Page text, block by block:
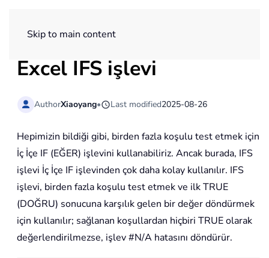
Skip to main content
Excel IFS işlevi
AuthorXiaoyang• Last modified2025-08-26
Hepimizin bildiği gibi, birden fazla koşulu test etmek için
İç İçe IF (EĞER) işlevini kullanabiliriz. Ancak burada, IFS
işlevi İç İçe IF işlevinden çok daha kolay kullanılır. IFS
işlevi, birden fazla koşulu test etmek ve ilk TRUE
(DOĞRU) sonucuna karşılık gelen bir değer döndürmek
için kullanılır; sağlanan koşullardan hiçbiri TRUE olarak
değerlendirilmezse, işlev #N/A hatasını döndürür.